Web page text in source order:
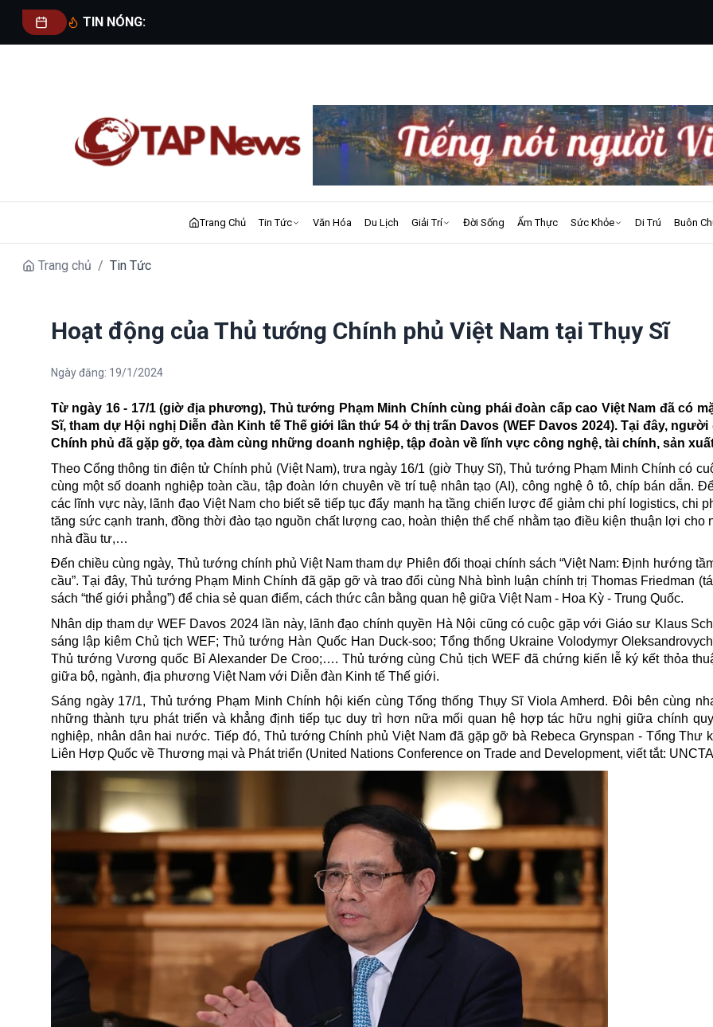
TIN NÓNG:
Trang Chủ Tin Tức Văn Hóa Du Lịch Giải Trí Đời Sống Ẩm Thực Sức Khỏe Di Trú Buôn
Trang chủ / Tin Tức
Hoạt động của Thủ tướng Chính phủ Việt Nam tại Thụy Sĩ
Ngày đăng: 19/1/2024
Từ ngày 16 - 17/1 (giờ địa phương), Thủ tướng Phạm Minh Chính cùng phái đoàn cấp cao Việt Nam đã có
Sĩ, tham dự Hội nghị Diễn đàn Kinh tế Thế giới lần thứ 54 ở thị trấn Davos (WEF Davos 2024). Tại đây,
Chính phủ đã gặp gỡ, tọa đàm cùng những doanh nghiệp, tập đoàn về lĩnh vực công nghệ, tài chính, sản
Theo Cổng thông tin điện tử Chính phủ (Việt Nam), trưa ngày 16/1 (giờ Thụy Sĩ), Thủ tướng Phạm Minh Chính có
cùng một số doanh nghiệp toàn cầu, tập đoàn lớn chuyên về trí tuệ nhân tạo (AI), công nghệ ô tô, chíp bán dẫn.
các lĩnh vực này, lãnh đạo Việt Nam cho biết sẽ tiếp tục đẩy mạnh hạ tầng chiến lược để giảm chi phí logistics, chi
tăng sức cạnh tranh, đồng thời đào tạo nguồn chất lượng cao, hoàn thiện thể chế nhằm tạo điều kiện thuận lợi cho
nhà đầu tư,…
Đến chiều cùng ngày, Thủ tướng chính phủ Việt Nam tham dự Phiên đối thoại chính sách “Việt Nam: Định hướng
cầu”. Tại đây, Thủ tướng Phạm Minh Chính đã gặp gỡ và trao đổi cùng Nhà bình luận chính trị Thomas Friedman
sách “thế giới phẳng”) để chia sẻ quan điểm, cách thức cân bằng quan hệ giữa Việt Nam - Hoa Kỳ - Trung Quốc.
Nhân dịp tham dự WEF Davos 2024 lần này, lãnh đạo chính quyền Hà Nội cũng có cuộc gặp với Giáo sư Klaus
sáng lập kiêm Chủ tịch WEF; Thủ tướng Hàn Quốc Han Duck-soo; Tổng thống Ukraine Volodymyr
Thủ tướng Vương quốc Bỉ Alexander De Croo;…. Thủ tướng cùng Chủ tịch WEF đã chứng kiến lễ ký kết thỏa
giữa bộ, ngành, địa phương Việt Nam với Diễn đàn Kinh tế Thế giới.
Sáng ngày 17/1, Thủ tướng Phạm Minh Chính hội kiến cùngTổng thống Thụy Sĩ Viola Amherd. Đôi bên cùng
những thành tựu phát triển và khẳng định tiếp tục duy trì hơn nữa mối quan hệ hợp tác hữu nghị giữa chính
nghiệp, nhân dân hai nước. Tiếp đó, Thủ tướng Chính phủ Việt Nam đã gặp gỡ bà Rebeca Grynspan - Tổng Thư
Liên Hợp Quốc về Thương mại và Phát triển (United Nations Conference on Trade and Development, viết tắt: